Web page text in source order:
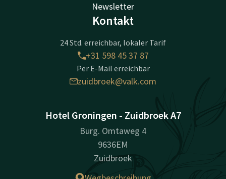
Newsletter
Kontakt
24 Std. erreichbar, lokaler Tarif
+31 598 45 37 87
Per E-Mail erreichbar
zuidbroek@valk.com
Hotel Groningen - Zuidbroek A7
Burg. Omtaweg 4
9636EM
Zuidbroek